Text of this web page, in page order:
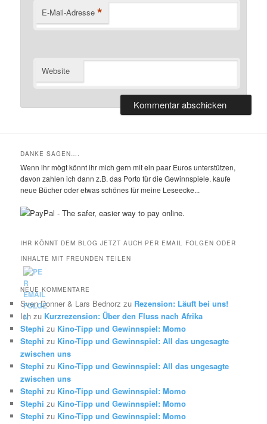
E-Mail-Adresse *
Website
DANKE SAGEN….
Wenn ihr mögt könnt ihr mich gern mit ein paar Euros unterstützen,
davon zahlen ich dann z.B. das Porto für die Gewinnspiele. kaufe
neue Bücher oder etwas schönes für meine Leseecke...
IHR KÖNNT DEM BLOG JETZT AUCH PER EMAIL FOLGEN ODER
INHALTE MIT FREUNDEN TEILEN
NEUE KOMMENTARE
Sven Donner & Lars Bednorz zu Rezension: Läuft bei uns!
Ich zu Kurzrezension: Über den Fluss nach Afrika
Stephi zu Kino-Tipp und Gewinnspiel: Momo
Stephi zu Kino-Tipp und Gewinnspiel: All das ungesagte
zwischen uns
Stephi zu Kino-Tipp und Gewinnspiel: All das ungesagte
zwischen uns
Stephi zu Kino-Tipp und Gewinnspiel: Momo
Stephi zu Kino-Tipp und Gewinnspiel: Momo
Stephi zu Kino-Tipp und Gewinnspiel: Momo